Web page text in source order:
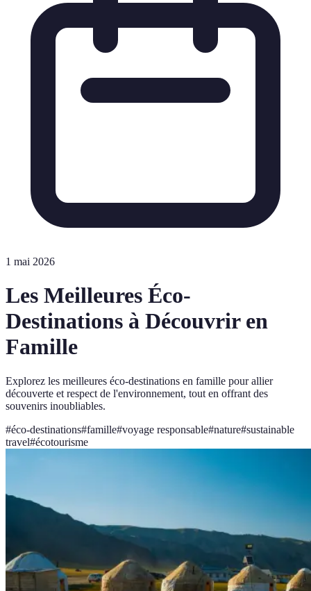
1 mai 2026
Les Meilleures Éco-
Destinations à Découvrir en
Famille
Explorez les meilleures éco-destinations en famille pour allier
découverte et respect de l'environnement, tout en offrant des
souvenirs inoubliables.
#éco-destinations#famille#voyage responsable#nature#sustainable
travel#écotourisme